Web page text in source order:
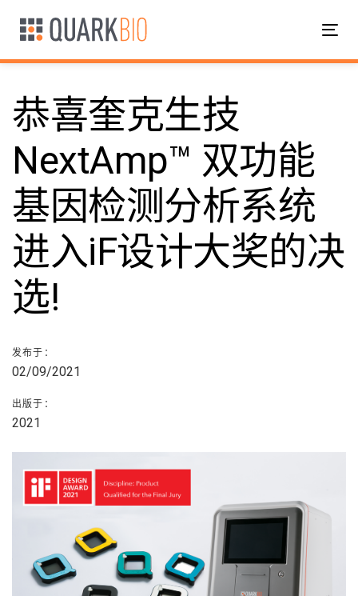
接
到
导
跳
到
容
恭喜奎克生技
NextAmp™ 双功能
基因检测分析系统
进入iF设计大奖的决
选!
发布于：
02/09/2021
出版于：
2021
邮
政
导
航